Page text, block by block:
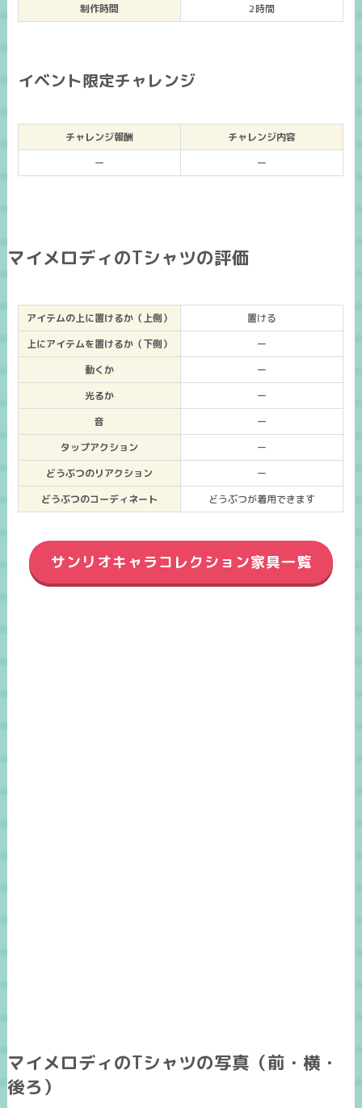
制作時間
2時間
イベント限定チャレンジ
チャレンジ報酬
チャレンジ内容
ー
ー
マイメロディのTシャツの評価
アイテムの上に置けるか（上側）
置ける
上にアイテムを置けるか（下側）
ー
動くか
ー
光るか
ー
音
ー
タップアクション
ー
どうぶつのリアクション
ー
どうぶつのコーディネート
どうぶつが着用できます
サンリオキャラコレクション家具一覧
マイメロディのTシャツの写真（前・横・
後ろ）